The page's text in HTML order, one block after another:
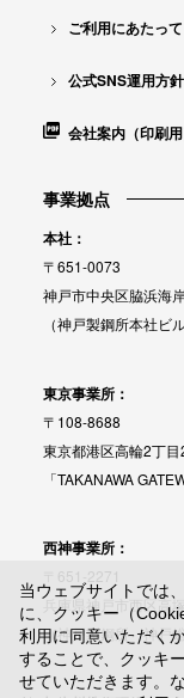
当ウェブサイトでは
に、クッキー（
利用に同意いただく
することで、クッキ
せていただきます。
ご利用にあたって
公式SNS運用方針
会社案内（印刷用
事業拠点
本社：
〒651-0073
神戸市中央区脇浜海
（神戸製鋼所本社ビル
東京事業所：
〒108-8688
東京都港区高輪2丁
「TAKANAWA
西神事業所：
〒651-2271
兵庫県神戸市西区高
（神戸製鋼所 神戸